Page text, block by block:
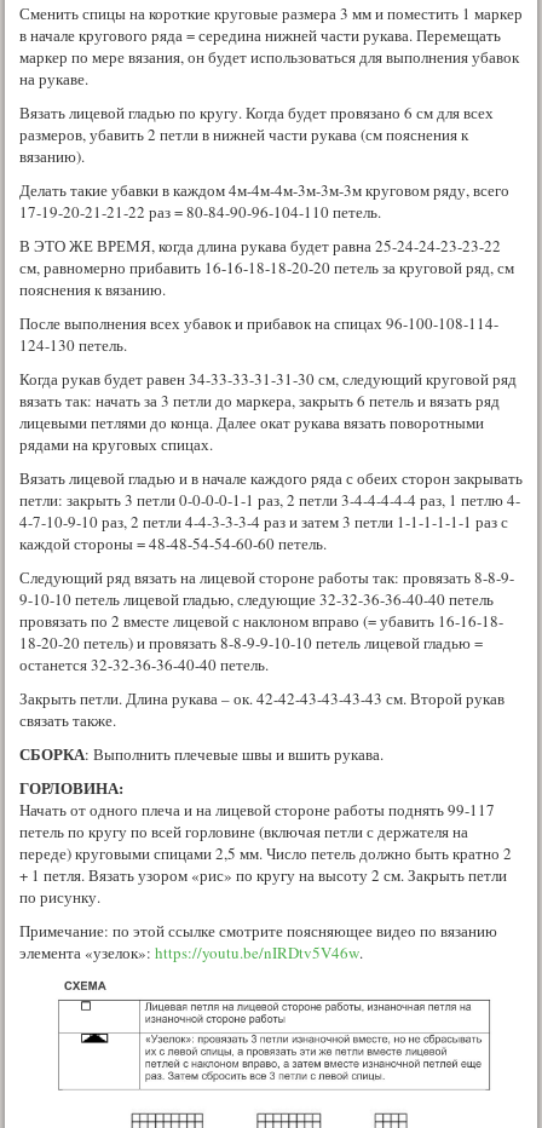
Сменить спицы на короткие круговые размера 3 мм и поместить 1 маркер
в начале кругового ряда = середина нижней части рукава. Перемещать
маркер по мере вязания, он будет использоваться для выполнения убавок
на рукаве.
Вязать лицевой гладью по кругу. Когда будет провязано 6 см для всех
размеров, убавить 2 петли в нижней части рукава (см пояснения к
вязанию).
Делать такие убавки в каждом 4м-4м-4м-3м-3м-3м круговом ряду, всего
17-19-20-21-21-22 раз = 80-84-90-96-104-110 петель.
В ЭТО ЖЕ ВРЕМЯ, когда длина рукава будет равна 25-24-24-23-23-22
см, равномерно прибавить 16-16-18-18-20-20 петель за круговой ряд, см
пояснения к вязанию.
После выполнения всех убавок и прибавок на спицах 96-100-108-114-
124-130 петель.
Когда рукав будет равен 34-33-33-31-31-30 см, следующий круговой ряд
вязать так: начать за 3 петли до маркера, закрыть 6 петель и вязать ряд
лицевыми петлями до конца. Далее окат рукава вязать поворотными
рядами на круговых спицах.
Вязать лицевой гладью и в начале каждого ряда с обеих сторон закрывать
петли: закрыть 3 петли 0-0-0-0-1-1 раз, 2 петли 3-4-4-4-4-4 раз, 1 петлю 4-
4-7-10-9-10 раз, 2 петли 4-4-3-3-3-4 раз и затем 3 петли 1-1-1-1-1-1 раз с
каждой стороны = 48-48-54-54-60-60 петель.
Следующий ряд вязать на лицевой стороне работы так: провязать 8-8-9-
9-10-10 петель лицевой гладью, следующие 32-32-36-36-40-40 петель
провязать по 2 вместе лицевой с наклоном вправо (= убавить 16-16-18-
18-20-20 петель) и провязать 8-8-9-9-10-10 петель лицевой гладью =
останется 32-32-36-36-40-40 петель.
Закрыть петли. Длина рукава – ок. 42-42-43-43-43-43 см. Второй рукав
связать также.
СБОРКА: Выполнить плечевые швы и вшить рукава.
ГОРЛОВИНА:
Начать от одного плеча и на лицевой стороне работы поднять 99-117
петель по кругу по всей горловине (включая петли с держателя на
переде) круговыми спицами 2,5 мм. Число петель должно быть кратно 2
+ 1 петля. Вязать узором «рис» по кругу на высоту 2 см. Закрыть петли
по рисунку.
Примечание: по этой ссылке смотрите поясняющее видео по вязанию
элемента «узелок»: https://youtu.be/nIRDtv5V46w.